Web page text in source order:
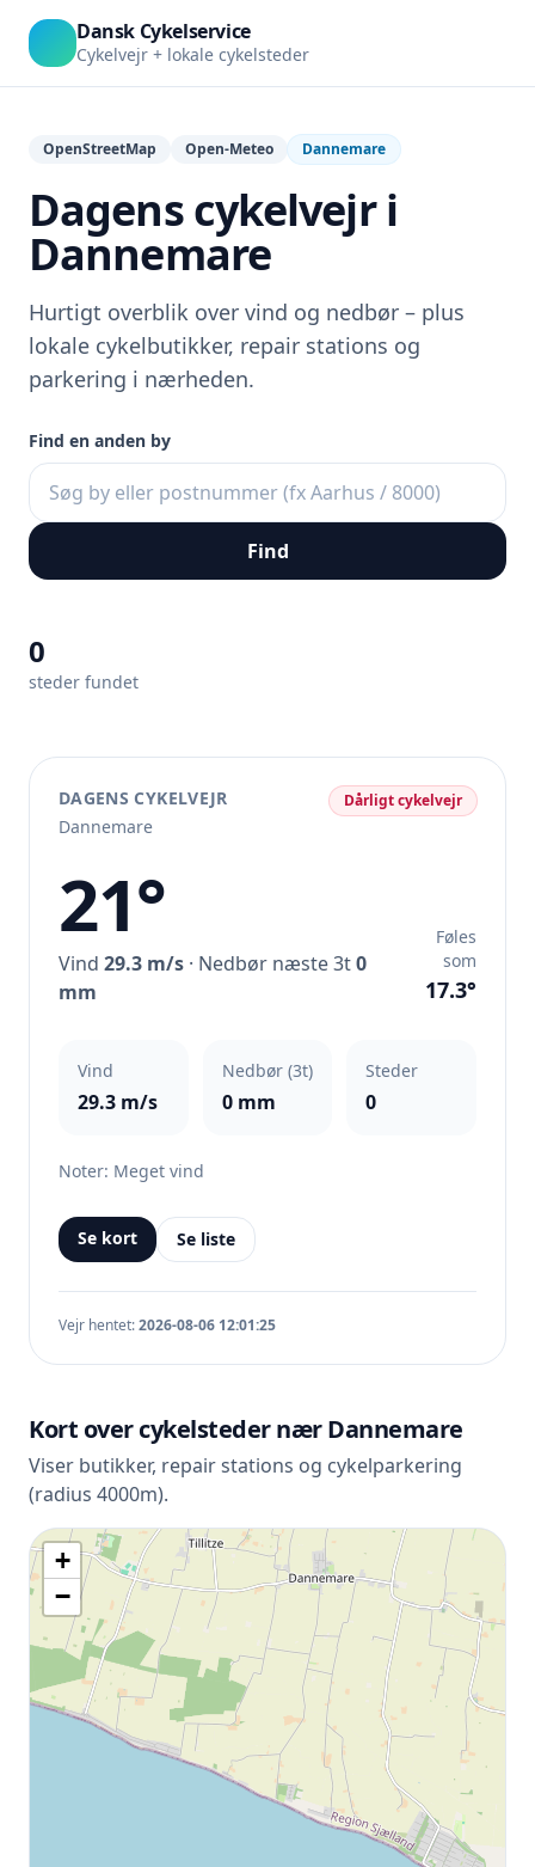
Dansk Cykelservice
Cykelvejr + lokale cykelsteder
OpenStreetMap Open-Meteo Dannemare
Dagens cykelvejr i
Dannemare
Hurtigt overblik over vind og nedbør – plus
lokale cykelbutikker, repair stations og
parkering i nærheden.
Find en anden by
Find
0
steder fundet
DAGENS CYKELVEJR
Dannemare
Dårligt cykelvejr
21°
Vind 29.3 m/s · Nedbør næste 3t0
mm
Føles
som
17.3°
Vind
29.3 m/s
Nedbør (3t)
0 mm
Steder
0
Noter: Meget vind
Se kort Se liste
Vejr hentet:2026-08-06 12:01:25
Kort over cykelsteder nær Dannemare
Viser butikker, repair stations og cykelparkering
(radius 4000m).
+
−